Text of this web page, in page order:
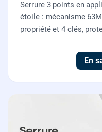
Serrure 3 points en
étoile : mécanisme
propriété et 4 clés,
renforcer une porte
En